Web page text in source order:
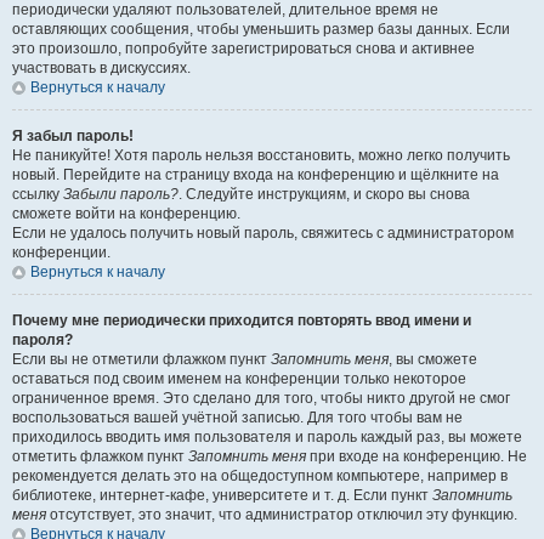
периодически удаляют пользователей, длительное время не
оставляющих сообщения, чтобы уменьшить размер базы данных. Если
это произошло, попробуйте зарегистрироваться снова и активнее
участвовать в дискуссиях.
Вернуться к началу
Я забыл пароль!
Не паникуйте! Хотя пароль нельзя восстановить, можно легко получить
новый. Перейдите на страницу входа на конференцию и щёлкните на
ссылку Забыли пароль?. Следуйте инструкциям, и скоро вы снова
сможете войти на конференцию.
Если не удалось получить новый пароль, свяжитесь с администратором
конференции.
Вернуться к началу
Почему мне периодически приходится повторять ввод имени и
пароля?
Если вы не отметили флажком пункт Запомнить меня, вы сможете
оставаться под своим именем на конференции только некоторое
ограниченное время. Это сделано для того, чтобы никто другой не смог
воспользоваться вашей учётной записью. Для того чтобы вам не
приходилось вводить имя пользователя и пароль каждый раз, вы можете
отметить флажком пункт Запомнить меня при входе на конференцию. Не
рекомендуется делать это на общедоступном компьютере, например в
библиотеке, интернет-кафе, университете и т. д. Если пункт Запомнить
меня отсутствует, это значит, что администратор отключил эту функцию.
Вернуться к началу